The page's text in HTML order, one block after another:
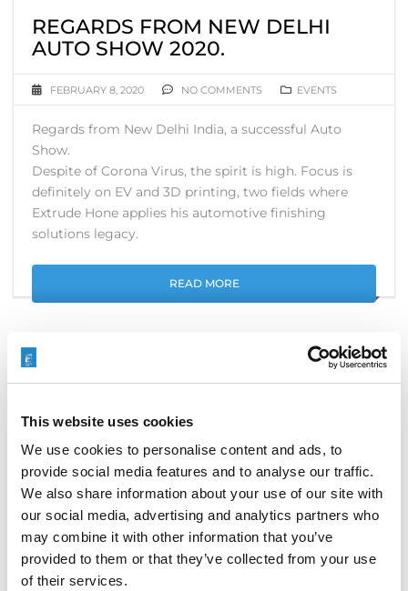
This website uses cookies
We use cookies to personalise content and ads, to
provide social media features and to analyse our traffic.
We also share information about your use of our site with
our social media, advertising and analytics partners who
may combine it with other information that you’ve
provided to them or that they’ve collected from your use
of their services.
REGARDS FROM NEW DELHI
AUTO SHOW 2020.
FEBRUARY 8, 2020 NO COMMENTS EVENTS
Regards from New Delhi India, a successful Auto
Show.
Despite of Corona Virus, the spirit is high. Focus is
definitely on EV and 3D printing, two fields where
Extrude Hone applies his automotive finishing
solutions legacy.
READ MORE
2020 – NEW DELHI, INDIA
Extrude Hone India invites you to join us at “Auto
Expo- 2020” Hall 9 – Booth No 20, from 6th to 9th of
February at Pragati Maidan, New Delhi.